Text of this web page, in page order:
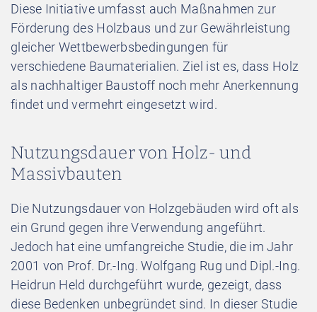
Diese Initiative umfasst auch Maßnahmen zur
Förderung des Holzbaus und zur Gewährleistung
gleicher Wettbewerbsbedingungen für
verschiedene Baumaterialien. Ziel ist es, dass Holz
als nachhaltiger Baustoff noch mehr Anerkennung
findet und vermehrt eingesetzt wird.
Nutzungsdauer von Holz- und
Massivbauten
Die Nutzungsdauer von Holzgebäuden wird oft als
ein Grund gegen ihre Verwendung angeführt.
Jedoch hat eine umfangreiche Studie, die im Jahr
2001 von Prof. Dr.-Ing. Wolfgang Rug und Dipl.-Ing.
Heidrun Held durchgeführt wurde, gezeigt, dass
diese Bedenken unbegründet sind. In dieser Studie